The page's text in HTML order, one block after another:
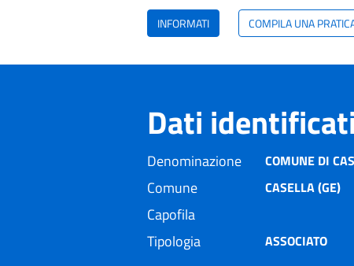
INFORMATI COMPILA UNA
Dati
Denominazione COMUNE DI
Comune CASELLA (GE)
Capofila
Tipologia
ASSOCIATO